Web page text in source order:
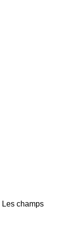
Les champs